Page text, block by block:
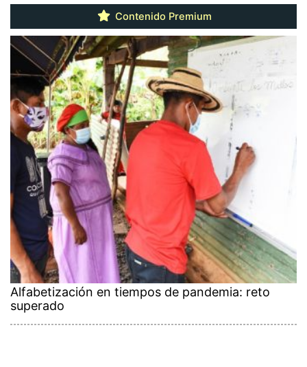
Contenido Premium
Alfabetización en tiempos de pandemia: reto
superado